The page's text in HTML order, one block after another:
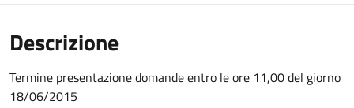
Descrizione
Termine presentazione domande entro le ore 11,00 del giorno
18/06/2015